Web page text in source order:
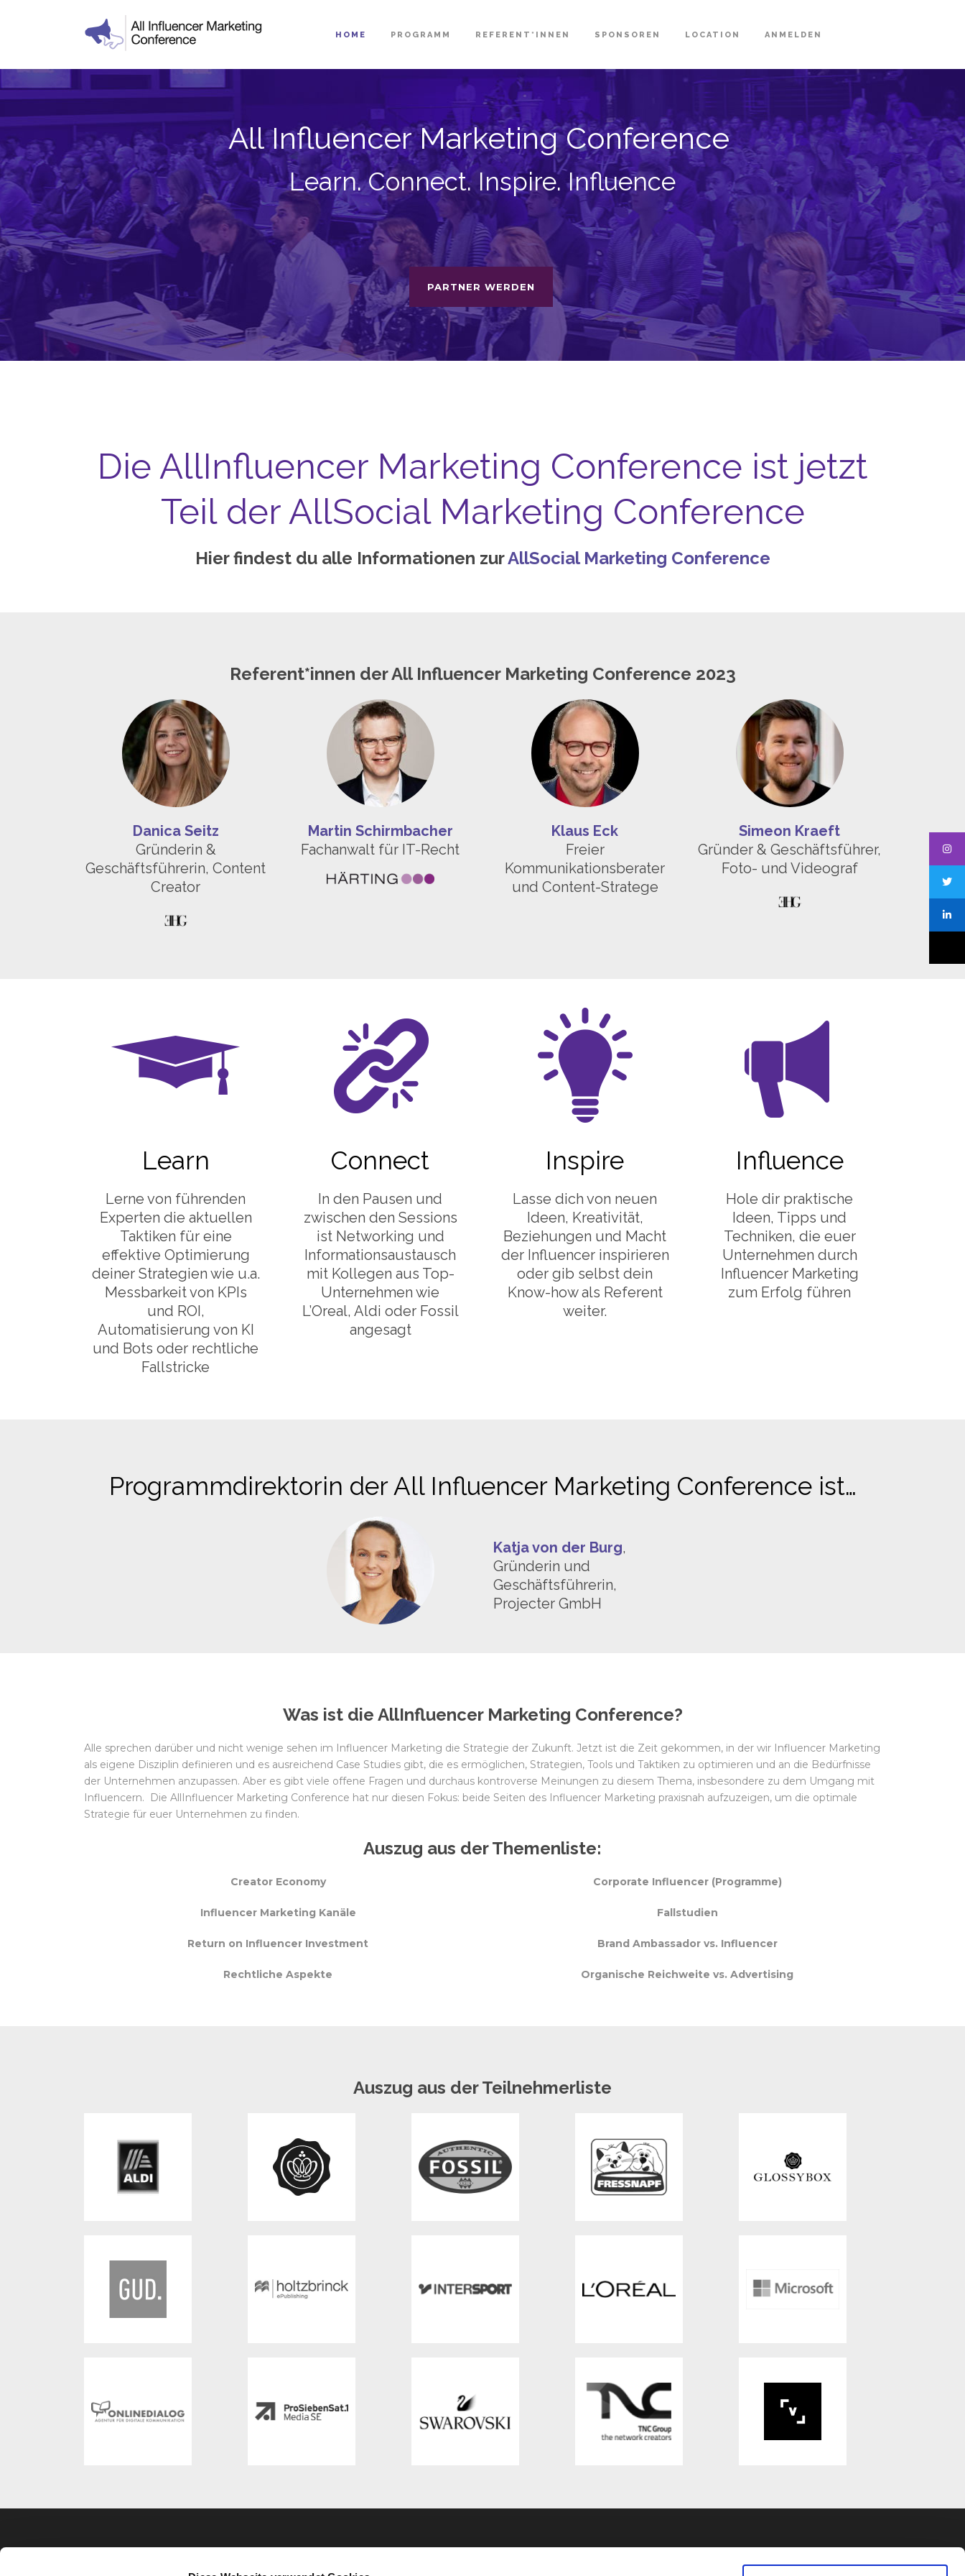
HOME PROGRAMM REFERENT*INNEN SPONSOREN LOCATION ANMELDEN
All Influencer Marketing Conference
Learn. Connect. Inspire. Influence
PARTNER WERDEN
Die AllInfluencer Marketing Conference ist jetzt
Teil der AllSocial Marketing Conference
Hier findest du alle Informationen zurAllSocial Marketing Conference
Referent*innen der All Influencer Marketing Conference 2023
Danica Seitz
Gründerin &
Geschäftsführerin, Content
Creator
Martin Schirmbacher
Fachanwalt für IT-Recht
Klaus Eck
Freier
Kommunikationsberater
und Content-Stratege
Simeon Kraeft
Gründer & Geschäftsführer,
Foto- und Videograf
Learn
Lerne von führenden
Experten die aktuellen
Taktiken für eine
effektive Optimierung
deiner Strategien wie u.a.
Messbarkeit von KPIs
und ROI,
Automatisierung von KI
und Bots oder rechtliche
Fallstricke
Connect
In den Pausen und
zwischen den Sessions
ist Networking und
Informationsaustausch
mit Kollegen aus Top-
Unternehmen wie
L’Oreal, Aldi oder Fossil
angesagt
Inspire
Lasse dich von neuen
Ideen, Kreativität,
Beziehungen und Macht
der Influencer inspirieren
oder gib selbst dein
Know-how als Referent
weiter.
Influence
Hole dir praktische
Ideen, Tipps und
Techniken, die euer
Unternehmen durch
Influencer Marketing
zum Erfolg führen
Programmdirektorin der All Influencer Marketing Conference ist…
Katja von der Burg,
Gründerin und
Geschäftsführerin,
Projecter GmbH
Was ist die AllInfluencer Marketing Conference?
Alle sprechen darüber und nicht wenige sehen im Influencer Marketing die Strategie der Zukunft. Jetzt ist die Zeit gekommen, in der wir Influencer Marketing
als eigene Disziplin definieren und es ausreichend Case Studies gibt, die es ermöglichen, Strategien, Tools und Taktiken zu optimieren und an die Bedürfnisse
der Unternehmen anzupassen. Aber es gibt viele offene Fragen und durchaus kontroverse Meinungen zu diesem Thema, insbesondere zu dem Umgang mit
Influencern. Die AllInfluencer Marketing Conference hat nur diesen Fokus: beide Seiten des Influencer Marketing praxisnah aufzuzeigen, um die optimale
Strategie für euer Unternehmen zu finden.
Auszug aus der Themenliste:
Creator Economy
Influencer Marketing Kanäle
Return on Influencer Investment
Rechtliche Aspekte
Corporate Influencer (Programme)
Fallstudien
Brand Ambassador vs. Influencer
Organische Reichweite vs. Advertising
Auszug aus der Teilnehmerliste